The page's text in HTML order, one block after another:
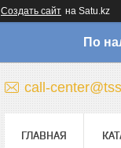
Создать сайт на Satu.kz
По
call-
ГЛАВНАЯ